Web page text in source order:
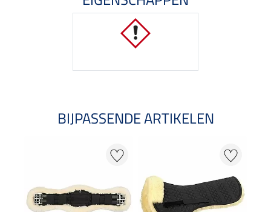
BIJPASSENDE ARTIKELEN